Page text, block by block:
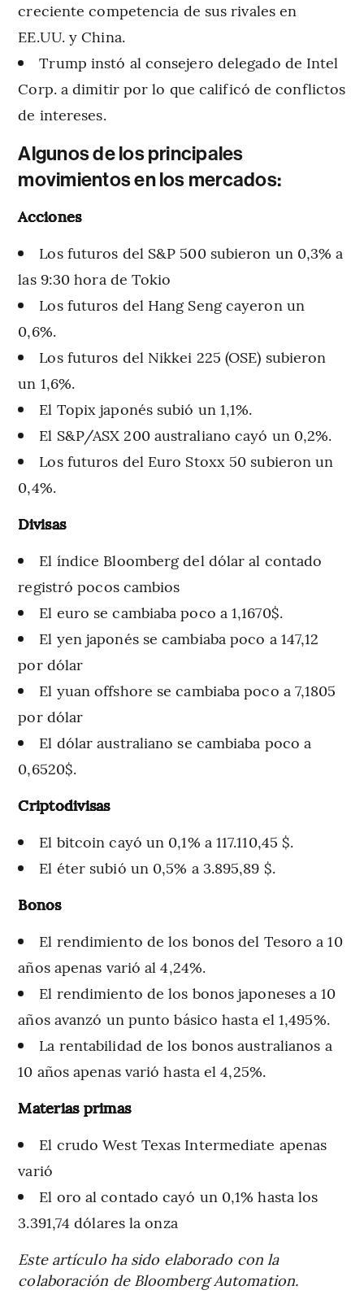
creciente competencia de sus rivales en
EE.UU. y China.
Trump instó al consejero delegado de Intel
Corp. a dimitir por lo que calificó de conflictos
de intereses.
Algunos de los principales
movimientos en los mercados:
Acciones
Los futuros del S&P 500 subieron un 0,3% a
las 9:30 hora de Tokio
Los futuros del Hang Seng cayeron un
0,6%.
Los futuros del Nikkei 225 (OSE) subieron
un 1,6%.
El Topix japonés subió un 1,1%.
El S&P/ASX 200 australiano cayó un 0,2%.
Los futuros del Euro Stoxx 50 subieron un
0,4%.
Divisas
El índice Bloomberg del dólar al contado
registró pocos cambios
El euro se cambiaba poco a 1,1670$.
El yen japonés se cambiaba poco a 147,12
por dólar
El yuan offshore se cambiaba poco a 7,1805
por dólar
El dólar australiano se cambiaba poco a
0,6520$.
Criptodivisas
El bitcoin cayó un 0,1% a 117.110,45 $.
El éter subió un 0,5% a 3.895,89 $.
Bonos
El rendimiento de los bonos del Tesoro a 10
años apenas varió al 4,24%.
El rendimiento de los bonos japoneses a 10
años avanzó un punto básico hasta el 1,495%.
La rentabilidad de los bonos australianos a
10 años apenas varió hasta el 4,25%.
Materias primas
El crudo West Texas Intermediate apenas
varió
El oro al contado cayó un 0,1% hasta los
3.391,74 dólares la onza
Este artículo ha sido elaborado con la
colaboración de Bloomberg Automation.